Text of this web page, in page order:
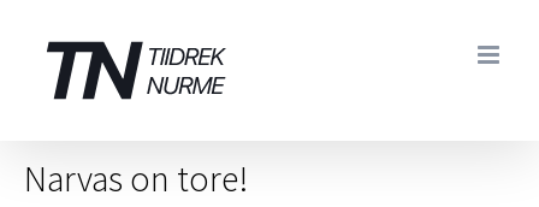
content
Narvas on tore!